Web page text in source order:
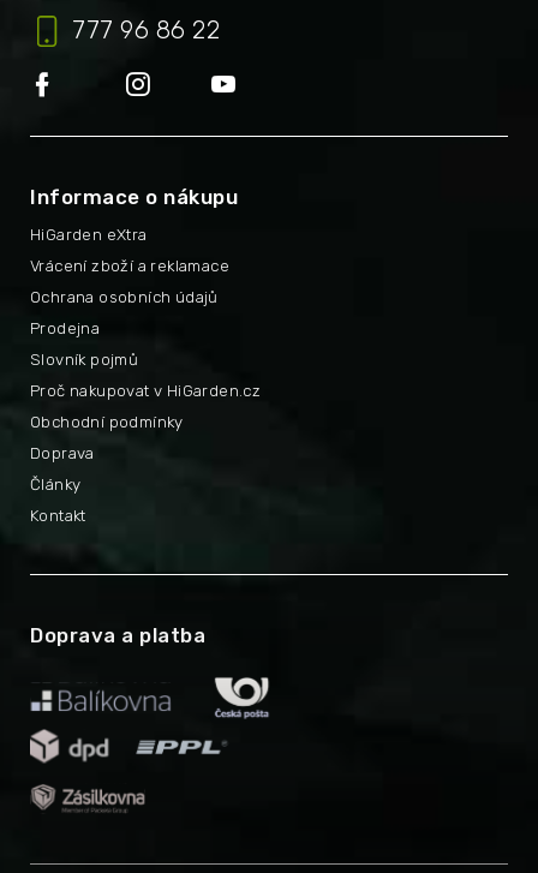
777 96 86 22
Informace o nákupu
HiGarden eXtra
Proč nakupovat v HiGarden.cz
Vrácení zboží a reklamace
Obchodní podmínky
Ochrana osobních údajů
Doprava
Prodejna
Články
Slovník pojmů
Kontakt
Doprava a platba